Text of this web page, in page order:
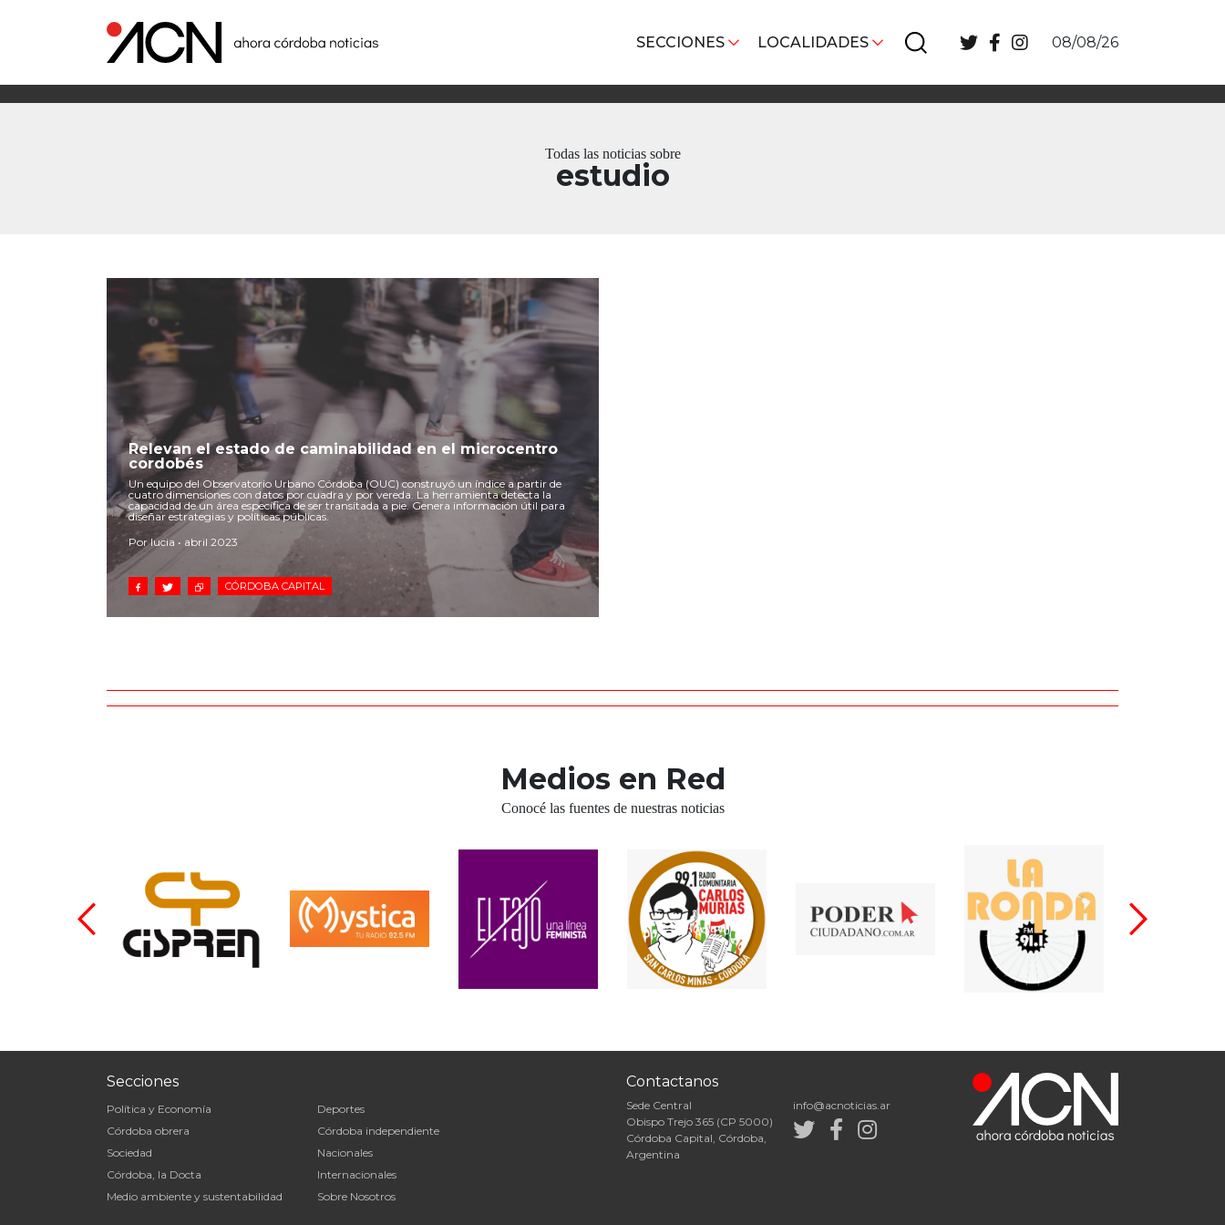
SECCIONES LOCALIDADES 08/08/26
Todas las noticias sobre
estudio
Relevan el estado de caminabilidad en el microcentro
cordobés
Un equipo del Observatorio Urbano Córdoba (OUC) construyó un índice a partir de
cuatro dimensiones con datos por cuadra y por vereda. La herramienta detecta la
capacidad de un área específica de ser transitada a pie. Genera información útil para
diseñar estrategias y políticas públicas.
Por lucia • abril 2023
CÓRDOBA CAPITAL
Medios en Red
Conocé las fuentes de nuestras noticias
Secciones
Política y Economía
Córdoba obrera
Sociedad
Córdoba, la Docta
Medio ambiente y sustentabilidad
Deportes
Córdoba independiente
Nacionales
Internacionales
Sobre Nosotros
Contactanos
Sede Central
Obispo Trejo 365 (CP 5000)
Córdoba Capital, Córdoba,
Argentina
info@acnoticias.ar